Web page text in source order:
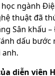
ngành
thuật đã
Sân khấu
dấu
diễn viên